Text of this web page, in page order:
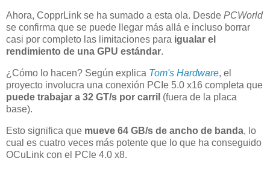
Ahora, CopprLink se ha sumado a esta ola. Desde PCWorld
se confirma que se puede llegar más allá e incluso borrar
casi por completo las limitaciones para igualar el
rendimiento de una GPU estándar.
¿Cómo lo hacen? Según explica Tom's Hardware, el
proyecto involucra una conexión PCIe 5.0 x16 completa que
puede trabajar a 32 GT/s por carril (fuera de la placa
base).
Esto significa que mueve 64 GB/s de ancho de banda, lo
cual es cuatro veces más potente que lo que ha conseguido
OCuLink con el PCIe 4.0 x8.